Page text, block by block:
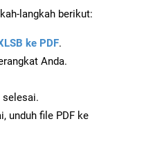
langkah berikut:
ke PDF.
Anda.
selesai.
unduh file PDF ke